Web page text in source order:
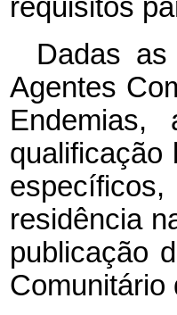
requisitos
Dadas as
Agentes
qualificação
residência
publicação
Comunitário